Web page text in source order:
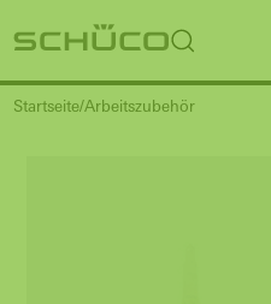
Startseite Arbeitszubehör